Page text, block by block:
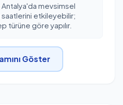
Antalya'da mevsimsel
etkileyebilir;
türüne göre yapılır.
Göster